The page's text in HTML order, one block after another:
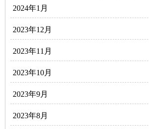
2024年1月
2023年12月
2023年11月
2023年10月
2023年9月
2023年8月